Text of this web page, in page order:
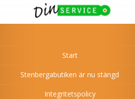
Start
Stenbergabutiken är nu stängd
Integritetspolicy